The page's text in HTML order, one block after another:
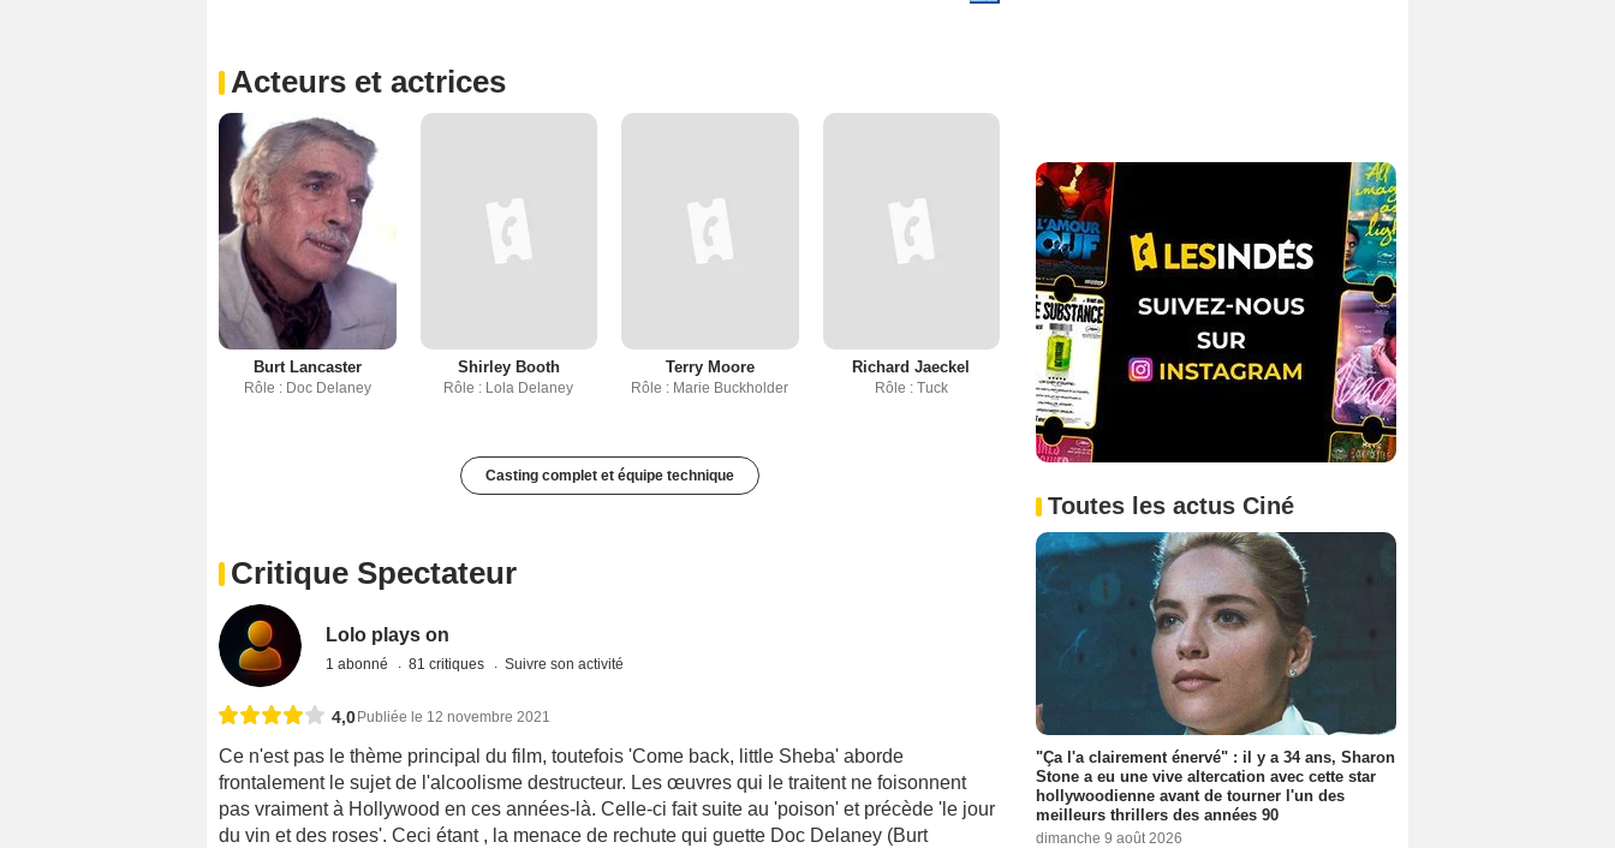
Acteurs et actrices
Burt Lancaster
Rôle : Doc Delaney
Shirley Booth
Rôle : Lola Delaney
Terry Moore
Rôle : Marie Buckholder
Richard Jaeckel
Rôle : Tuck
Casting complet et équipe technique
Critique Spectateur
Lolo plays on
1 abonné 81 critiques Suivre son activité
4,0 Publiée le 12 novembre 2021
Ce n'est pas le thème principal du film, toutefois 'Come back, little Sheba' aborde
frontalement le sujet de l'alcoolisme destructeur. Les œuvres qui le traitent ne foisonnent
pas vraiment à Hollywood en ces années-là. Celle-ci fait suite au 'poison' et précède 'le jour
du vin et des roses'. Ceci étant , la menace de rechute qui guette Doc Delaney (Burt
Toutes les actus Ciné
"Ça l'a clairement énervé" : il y a 34 ans, Sharon
Stone a eu une vive altercation avec cette star
hollywoodienne avant de tourner l'un des
meilleurs thrillers des années 90
dimanche 9 août 2026